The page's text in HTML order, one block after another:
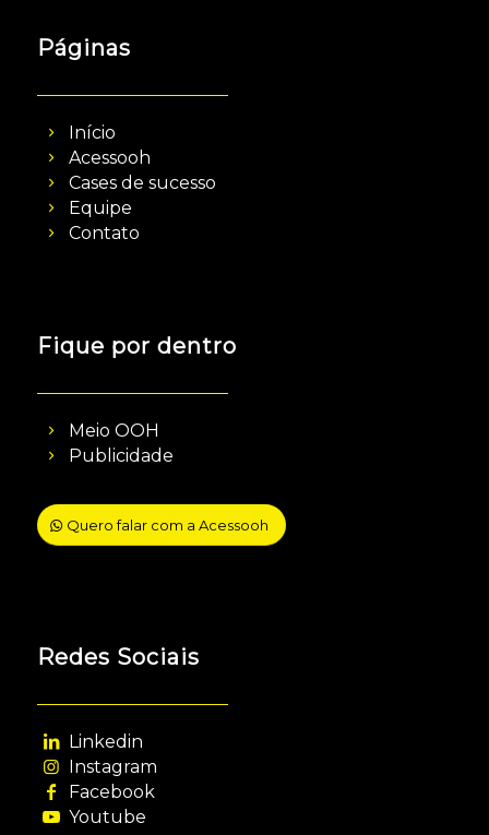
Páginas
Início
Acessooh
Cases de sucesso
Equipe
Contato
Fique por dentro
Meio OOH
Publicidade
Quero falar com a Acessooh
Redes Sociais
Linkedin
Instagram
Facebook
Youtube